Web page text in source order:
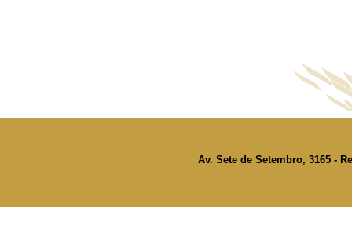
Av. Sete de Setembro, 3165 -